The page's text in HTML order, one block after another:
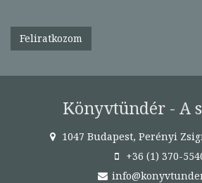
Feliratkozom
Könyvtündér - A
1047 Budapest, Perényi
+36 (1) 370-